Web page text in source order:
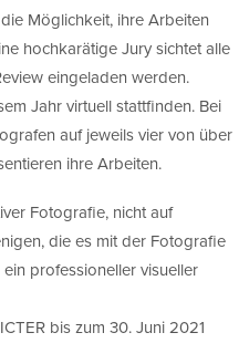
Möglichkeit, ihre Arbeiten
hochkarätige Jury sichtet alle
eingeladen werden.
Jahr virtuell stattfinden. Bei
auf jeweils vier von über
ihre Arbeiten.
Fotografie, nicht auf
die es mit der Fotografie
professioneller visueller
bis zum 30. Juni 2021